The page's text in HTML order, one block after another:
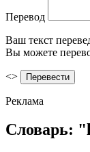
Перевод
Ваш текст
Вы можете
<>
Реклама
Словарь: